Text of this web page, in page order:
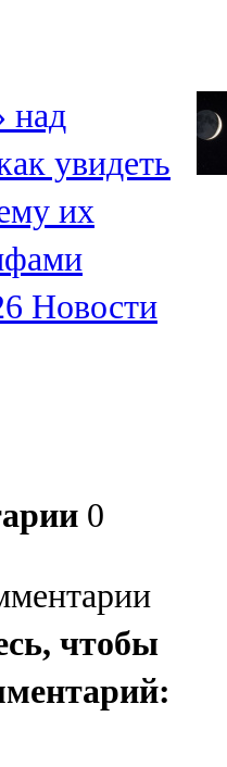
над
увидеть
их
Новости
0
чтобы